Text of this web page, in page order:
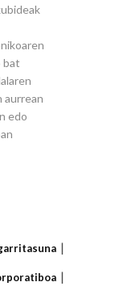
bat
aurrean
edo